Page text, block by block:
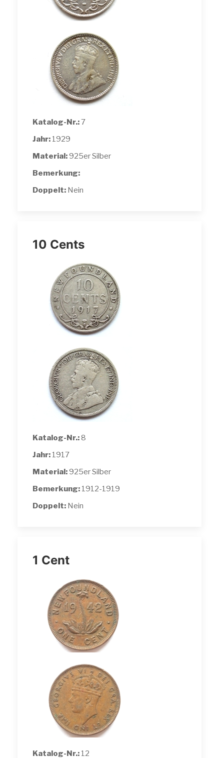
Katalog-Nr.:7
Jahr: 1929
Material:925er Silber
Bemerkung:
Doppelt: Nein
10 Cents
Katalog-Nr.:8
Jahr: 1917
Material:925er Silber
Bemerkung: 1912-1919
Doppelt: Nein
1 Cent
Katalog-Nr.: 12